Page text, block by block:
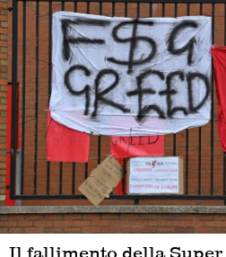
Il fallimento della